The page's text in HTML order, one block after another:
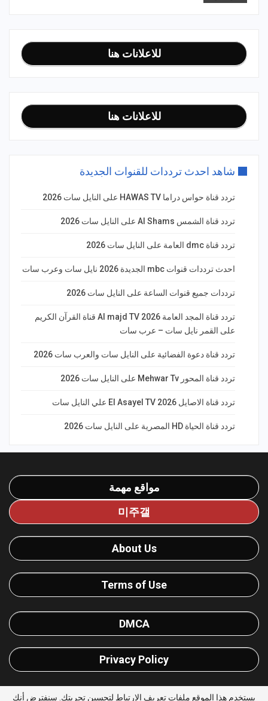
للاعلانات هنا
للاعلانات هنا
شاهد احدث ترددات للقنوات الجديدة
تردد قناة حواس دراما HAWAS TV على النايل سات 2026
تردد قناة الشمس Al Shams على النايل سات 2026
تردد قناة dmc العامة على النايل سات 2026
احدث ترددات قنوات mbc الجديدة 2026 نايل سات وعرب سات
ترددات جميع قنوات الساعة على النايل سات 2026
تردد قناة المجد العامة Al majd TV 2026 قناة القرآن الكريم
على القمر نايل سات – عرب سات
تردد قناة دعوة الفضائية على النايل سات والعرب سات 2026
تردد قناة المحور Mehwar Tv على النايل سات 2026
تردد قناة الاصايل El Asayel TV 2026 علي النايل سات
تردد قناة الحياة HD المصرية على النايل سات 2026
مواقع مهمة
미주갤
About Us
Terms of Use
DMCA
Privacy Policy
يستخدم هذا الموقع ملفات تعريف الارتباط لتحسين تجربتك. سنفترض أنك